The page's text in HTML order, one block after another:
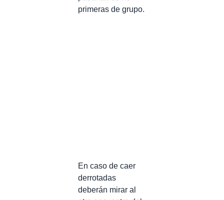
primeras de grupo.
En caso de caer
derrotadas
deberán mirar al